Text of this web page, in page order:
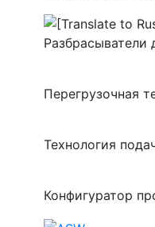
Разбрасыватели
Перегрузочная
Технология
Конфигуратор